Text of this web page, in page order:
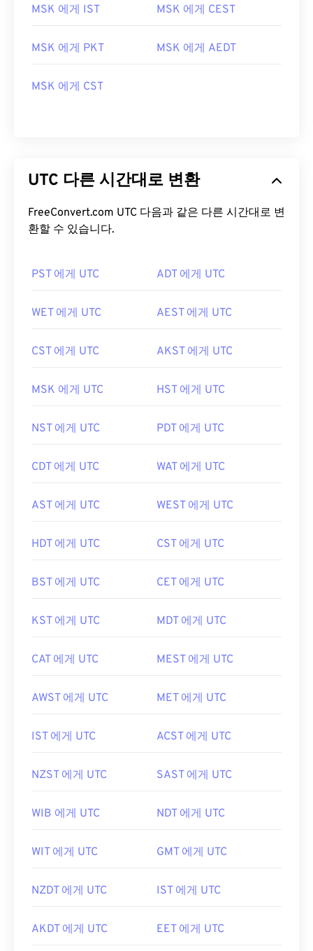
MSK 에게 IST MSK 에게 CEST
MSK 에게 PKT MSK 에게 AEDT
MSK 에게 CST
UTC 다른 시간대로 변환
FreeConvert.com UTC 다음과 같은 다른 시간대로 변
환할 수 있습니다.
PST 에게 UTC ADT 에게 UTC
WET 에게 UTC AEST 에게 UTC
CST 에게 UTC AKST 에게 UTC
MSK 에게 UTC HST 에게 UTC
NST 에게 UTC PDT 에게 UTC
CDT 에게 UTC WAT 에게 UTC
AST 에게 UTC WEST 에게 UTC
HDT 에게 UTC CST 에게 UTC
BST 에게 UTC CET 에게 UTC
KST 에게 UTC MDT 에게 UTC
CAT 에게 UTC MEST 에게 UTC
AWST 에게 UTC MET 에게 UTC
IST 에게 UTC ACST 에게 UTC
NZST 에게 UTC SAST 에게 UTC
WIB 에게 UTC NDT 에게 UTC
WIT 에게 UTC GMT 에게 UTC
NZDT 에게 UTC IST 에게 UTC
AKDT 에게 UTC EET 에게 UTC